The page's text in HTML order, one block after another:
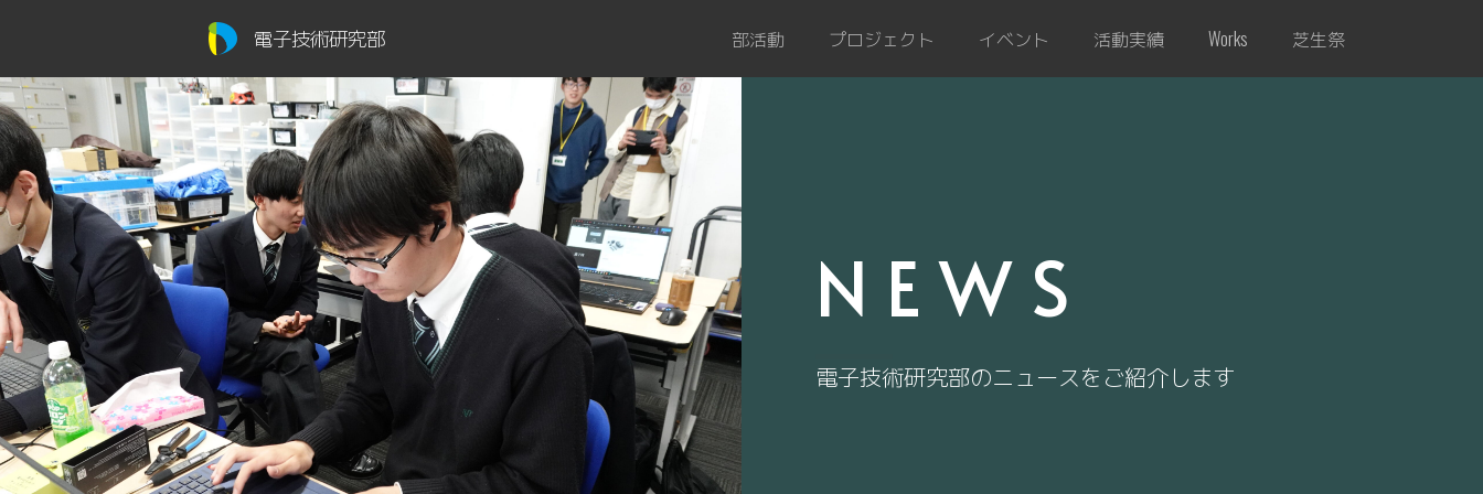
電子技術研究部 部活動 プロジェクト イベント 活動実績 Works 芝生祭
NEWS
電子技術研究部のニュースをご紹介します